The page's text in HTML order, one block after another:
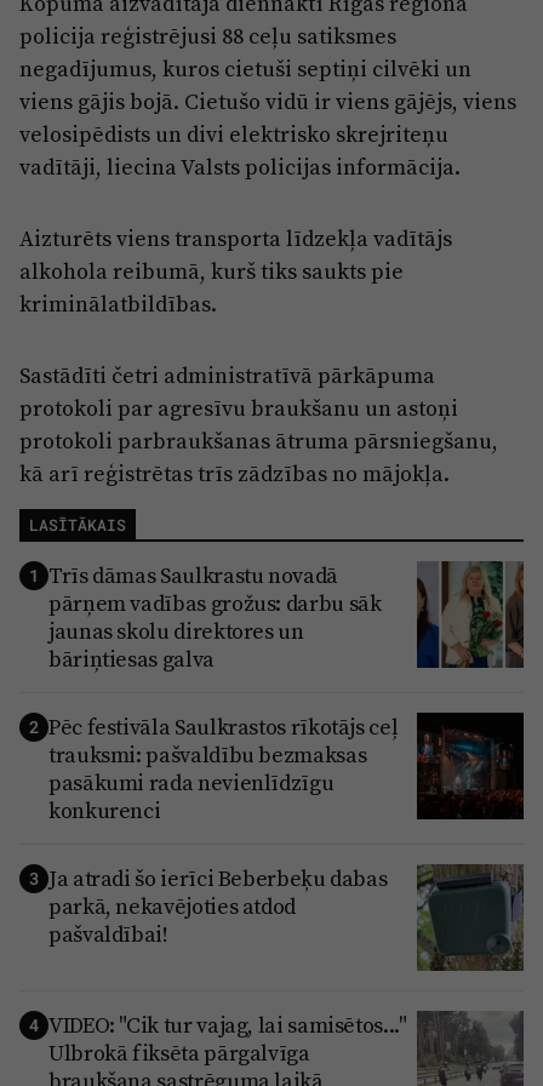
Jūrmala
Par laikrakstu
Privātuma politika
Ētikas kodekss
Lietošanas noteikumi
Pārredzamības paziņojumi
Sludinājumi
policija reģistrējusi 88 ceļu satiksmes
negadījumus, kuros cietuši septiņi cilvēki un
viens gājis bojā. Cietušo vidū ir viens gājējs, viens
velosipēdists un divi elektrisko skrejriteņu
vadītāji, liecina Valsts policijas informācija.
Aizturēts viens transporta līdzekļa vadītājs
alkohola reibumā, kurš tiks saukts pie
kriminālatbildības.
Sastādīti četri administratīvā pārkāpuma
protokoli par agresīvu braukšanu un astoņi
protokoli parbraukšanas ātruma pārsniegšanu,
kā arī reģistrētas trīs zādzības no mājokļa.
LASĪTĀKAIS
1 Trīs dāmas Saulkrastu novadā
pārņem vadības grožus: darbu sāk
jaunas skolu direktores un
bāriņtiesas galva
2 Pēc festivāla Saulkrastos rīkotājs ceļ
trauksmi: pašvaldību bezmaksas
pasākumi rada nevienlīdzīgu
konkurenci
3 Ja atradi šo ierīci Beberbeķu dabas
parkā, nekavējoties atdod
pašvaldībai!
4 VIDEO: "Cik tur vajag, lai samisētos..."
Ulbrokā fiksēta pārgalvīga
braukšana sastrēguma laikā